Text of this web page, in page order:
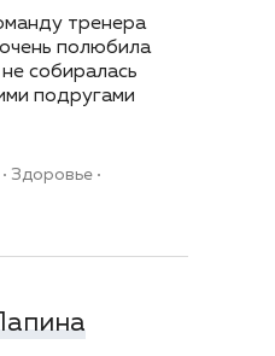
тренера
полюбила
собиралась
подругами
Здоровье